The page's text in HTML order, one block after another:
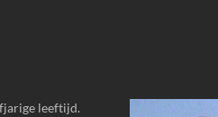
leeftijd.